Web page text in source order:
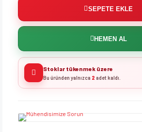
SEPETE EKLE
HEMEN AL
Stoklar tükenmek üzere
Bu üründen yalnızca 2 adet kaldı.